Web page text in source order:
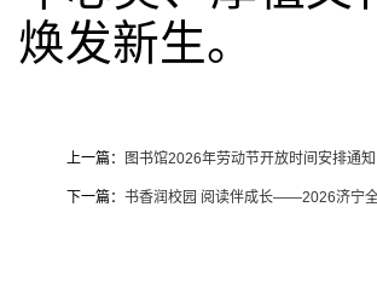
焕发新生。
上一篇： 图书馆2026年劳动节开放时间安排通知
下一篇： 书香润校园 阅读伴成长——2026济宁